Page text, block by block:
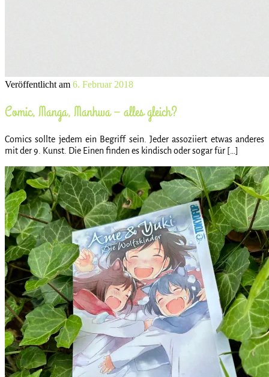
Veröffentlicht am 6. Februar 2018
Comic, Manga, Manhwa – alles gleich?
Comics sollte jedem ein Begriff sein. Jeder assoziiert etwas anderes
mit der 9. Kunst. Die Einen finden es kindisch oder sogar für […]